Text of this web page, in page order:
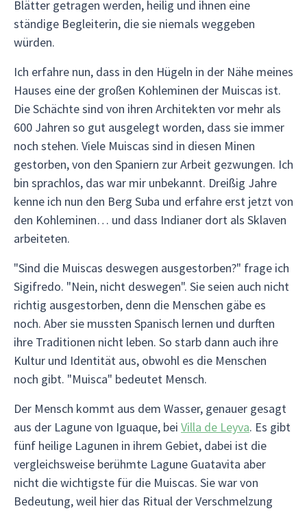
Blätter getragen werden, heilig und ihnen eine
ständige Begleiterin, die sie niemals weggeben
würden.
Ich erfahre nun, dass in den Hügeln in der Nähe meines
Hauses eine der großen Kohleminen der Muiscas ist.
Die Schächte sind von ihren Architekten vor mehr als
600 Jahren so gut ausgelegt worden, dass sie immer
noch stehen. Viele Muiscas sind in diesen Minen
gestorben, von den Spaniern zur Arbeit gezwungen. Ich
bin sprachlos, das war mir unbekannt. Dreißig Jahre
kenne ich nun den Berg Suba und erfahre erst jetzt von
den Kohleminen… und dass Indianer dort als Sklaven
arbeiteten.
"Sind die Muiscas deswegen ausgestorben?" frage ich
Sigifredo. "Nein, nicht deswegen". Sie seien auch nicht
richtig ausgestorben, denn die Menschen gäbe es
noch. Aber sie mussten Spanisch lernen und durften
ihre Traditionen nicht leben. So starb dann auch ihre
Kultur und Identität aus, obwohl es die Menschen
noch gibt. "Muisca" bedeutet Mensch.
Der Mensch kommt aus dem Wasser, genauer gesagt
aus der Lagune von Iguaque, bei Villa de Leyva. Es gibt
fünf heilige Lagunen in ihrem Gebiet, dabei ist die
vergleichsweise berühmte Lagune Guatavita aber
nicht die wichtigste für die Muiscas. Sie war von
Bedeutung, weil hier das Ritual der Verschmelzung